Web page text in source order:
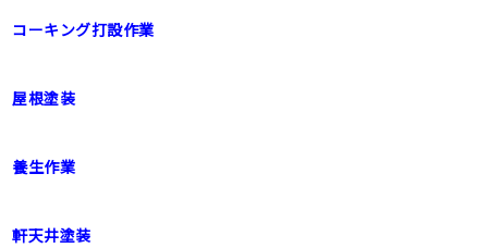
コーキング打設作業
屋根塗装
養生作業
軒天井塗装